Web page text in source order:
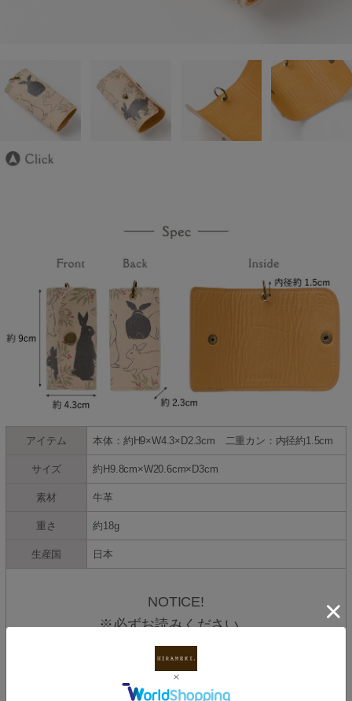
アイテム 本体：約H9×W4.3×D2.3cm 二重カン：内径約1.5cm
サイズ 約H9.8cm×W20.6cm×D3cm
素材 牛革
重さ 約18g
生産国 日本
NOTICE!
※必ずお読みください。
には細心のご注意をお願いいたします。もし水分が付着した
場合は、すぐに乾いた柔らかい布でお拭き取りください。